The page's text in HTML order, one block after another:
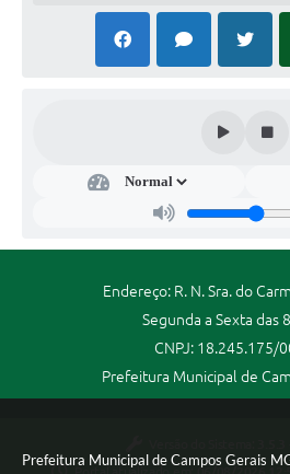
Prefeitura Municipal de Campos Gerais
Endereço: R. N. Sra. do
Segunda a Sexta das
CNPJ: 18.245.175/
Prefeitura Municipal de